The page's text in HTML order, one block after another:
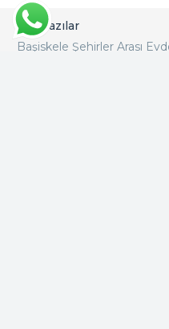
Son Yazılar
Başiskele Şehirler Arası